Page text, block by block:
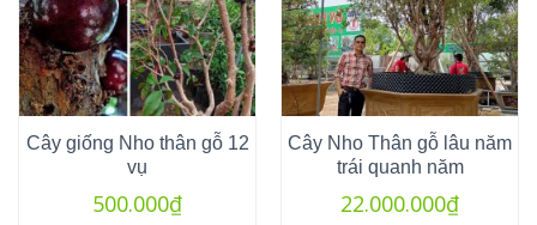
Cây giống Nho thân gỗ 12
vụ
500.000₫
Cây Nho Thân gỗ lâu năm
trái quanh năm
22.000.000₫